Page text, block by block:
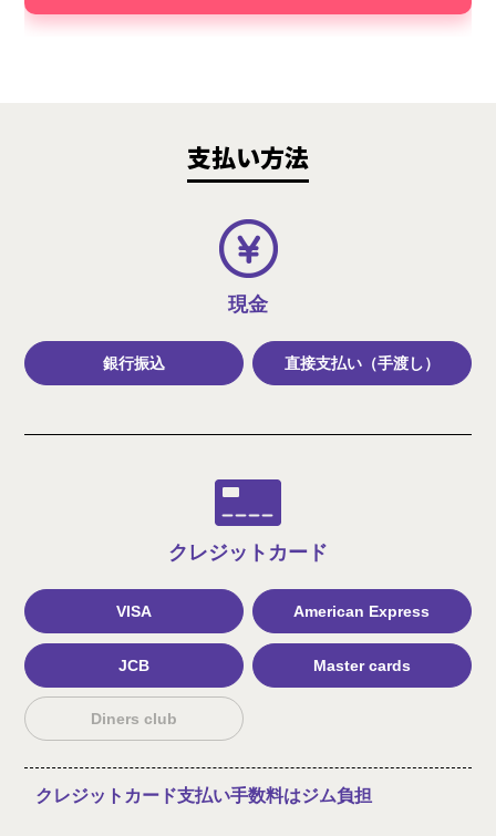
支払い方法
現金
銀行振込 直接支払い（手渡し）
クレジット カード
VISA American Express
JCB Master cards
Diners club
クレジットカード支払い手数料はジム負担